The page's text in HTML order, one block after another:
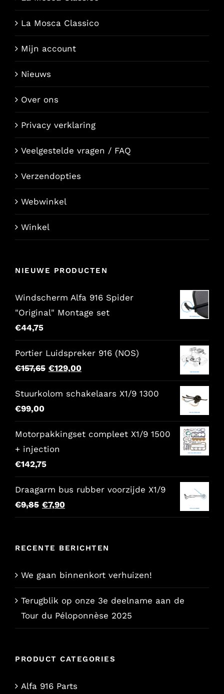
La Mosca Classico
Mijn account
Nieuws
Over ons
Privacy verklaring
Veelgestelde vragen / FAQ
Verzendopties
Webwinkel
Winkel
NIEUWE PRODUCTEN
Windscherm Alfa 916 Spider
"Original" Montage set
€44,75
Portier Luidspreker 916 (NOS)
€157,65 Oorspronkelijke
prijs
was:
€129,00Huidige
prijs
is:
Stuurkolom schakelaars X1/9 1300
€99,00
Motorpakkingset compleet X1/9 1500
+ injection
€142,75
Draagarm bus rubber voorzijde X1/9
€9,85 Oorspronkelijke
prijs
€9,85.
€7,90Huidige
prijs
€7,90.
RECENTE BERICHTEN
We gaan binnenkort verhuizen!
Terugblik op onze 3e deelname aan de
Tour du Péloponnèse 2025
PRODUCT CATEGORIES
Alfa 916 Parts